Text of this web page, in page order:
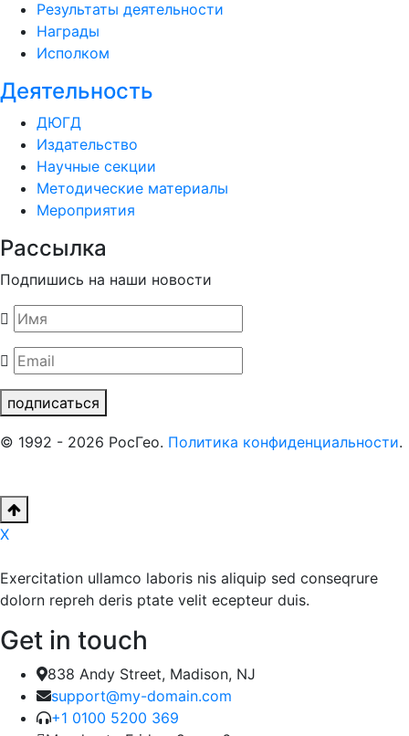
Результаты деятельности
Награды
Исполком
Деятельность
ДЮГД
Издательство
Научные секции
Методические материалы
Мероприятия
Рассылка
Подпишись на наши новости
подписаться
© 1992 - 2026 РосГео. Политика конфиденциальности.
X
Exercitation ullamco laboris nis aliquip sed conseqrure
dolorn repreh deris ptate velit ecepteur duis.
Get in touch
838 Andy Street, Madison, NJ
support@my-domain.com
+1 0100 5200 369